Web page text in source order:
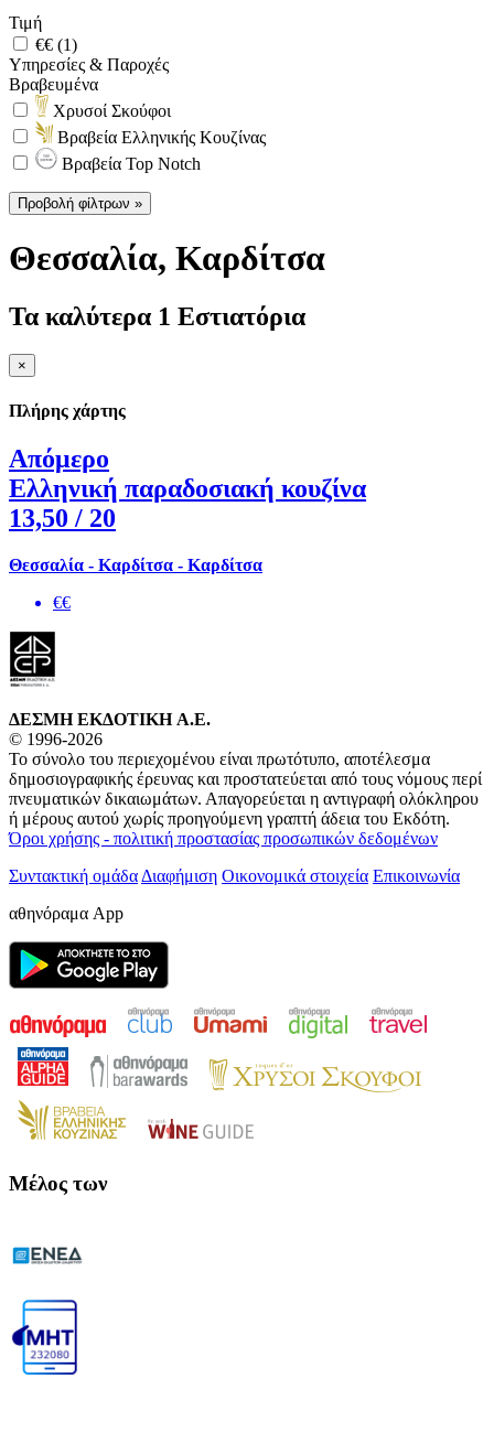
Τιμή
€€ (1)
Υπηρεσίες & Παροχές
Βραβευμένα
Χρυσοί Σκούφοι
Βραβεία Ελληνικής Κουζίνας
Βραβεία Top Notch
Προβολή φίλτρων »
Θεσσαλία, Καρδίτσα
Τα καλύτερα 1 Εστιατόρια
×
Πλήρης χάρτης
Απόμερο
Ελληνική παραδοσιακή κουζίνα
13,50 / 20
Θεσσαλία - Καρδίτσα - Καρδίτσα
€€
ΔΕΣΜΗ ΕΚΔΟΤΙΚΗ A.E.
© 1996-2026
Το σύνολο του περιεχομένου είναι πρωτότυπο, αποτέλεσμα
δημοσιογραφικής έρευνας και προστατεύεται από τους νόμους περί
πνευματικών δικαιωμάτων. Απαγορεύεται η αντιγραφή ολόκληρου
ή μέρους αυτού χωρίς προηγούμενη γραπτή άδεια του Εκδότη.
Όροι χρήσης - πολιτική προστασίας προσωπικών δεδομένων
Συντακτική ομάδα Διαφήμιση Οικονομικά στοιχεία Επικοινωνία
αθηνόραμα App
Μέλος των